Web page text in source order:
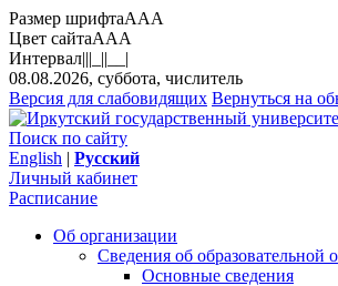
Размер шрифтаAAA
Цвет сайтаAAA
Интервал|||_||__|
08.08.2026, суббота, числитель
Версия для слабовидящих Вернуться на
Поиск по сайту
English | Русский
Личный кабинет
Расписание
Об организации
Сведения об образовательной
Основные сведения